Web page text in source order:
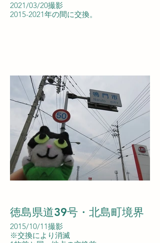
2021/03/20撮影
2015-2021年の間に交換。
徳島県道39号・北島町境界
2015/10/11撮影
※交換により消滅